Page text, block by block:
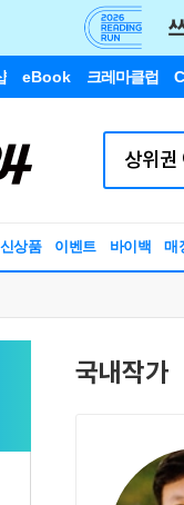
eBook 크레마클럽
신상품 이벤트 바이백 매
국내작가